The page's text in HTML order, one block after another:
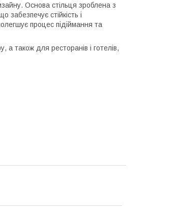
Основа стільця зроблена з
забезпечує стійкість і
процес підіймання та
також для ресторанів і готелів,